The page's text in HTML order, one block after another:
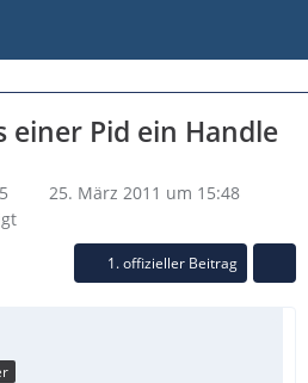
einer Pid ein Handle
25. März 2011 um 15:48
1. offizieller Beitrag